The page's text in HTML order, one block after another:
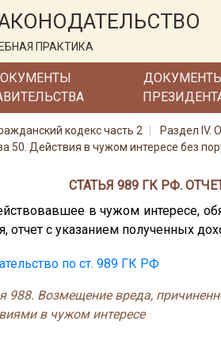
ПРАКТИКА
кодекс часть 2
Раздел IV.
50. Действия в чужом интересе без
СТАТЬЯ 989 ГК РФ.
в чужом интересе,
отчет с указанием полученных
по ст. 989 ГК РФ
988. Возмещение вреда,
в чужом интересе